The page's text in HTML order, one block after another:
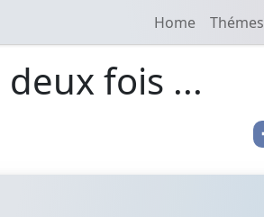
Home Thémes
fois ...